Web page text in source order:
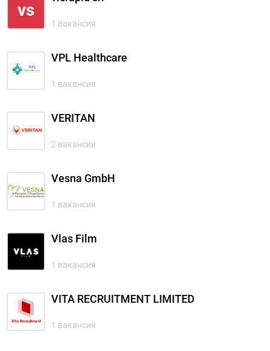
vs
1 вакансия
VPL Healthcare
1 вакансия
VERITAN
2 вакансии
Vesna GmbH
1 вакансия
Vlas Film
1 вакансия
VITA RECRUITMENT LIMITED
1 вакансия